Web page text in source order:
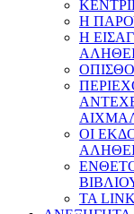
Η
Η
ΟΙ
ΤΑ